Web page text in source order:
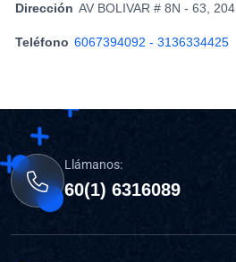
Dirección AV BOLIVAR # 8N - 63, 204
Teléfono 6067394092 - 3136334425
Llámanos:
60(1) 6316089